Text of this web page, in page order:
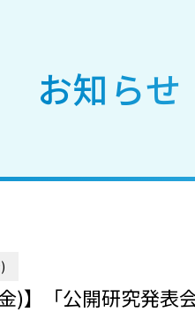
お知ら
)】「公開研究発